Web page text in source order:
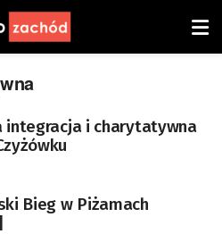
integracja i charytatywna
Bieg w Piżamach